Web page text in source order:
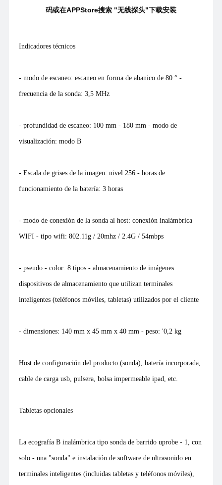
码或在APPStore搜索 "无线探头"下载安装
Indicadores técnicos
- modo de escaneo: escaneo en forma de abanico de 80 ° -
frecuencia de la sonda: 3,5 MHz
- profundidad de escaneo: 100 mm - 180 mm - modo de
visualización: modo B
- Escala de grises de la imagen: nivel 256 - horas de
funcionamiento de la batería: 3 horas
- modo de conexión de la sonda al host: conexión inalámbrica
WIFI - tipo wifi: 802.11g / 20mhz / 2.4G / 54mbps
- pseudo - color: 8 tipos - almacenamiento de imágenes:
dispositivos de almacenamiento que utilizan terminales
inteligentes (teléfonos móviles, tabletas) utilizados por el cliente
- dimensiones: 140 mm x 45 mm x 40 mm - peso: '0,2 kg
Host de configuración del producto (sonda), batería incorporada,
cable de carga usb, pulsera, bolsa impermeable ipad, etc.
Tabletas opcionales
La ecografía B inalámbrica tipo sonda de barrido uprobe - 1, con
solo - una "sonda" e instalación de software de ultrasonido en
terminales inteligentes (incluidas tabletas y teléfonos móviles),